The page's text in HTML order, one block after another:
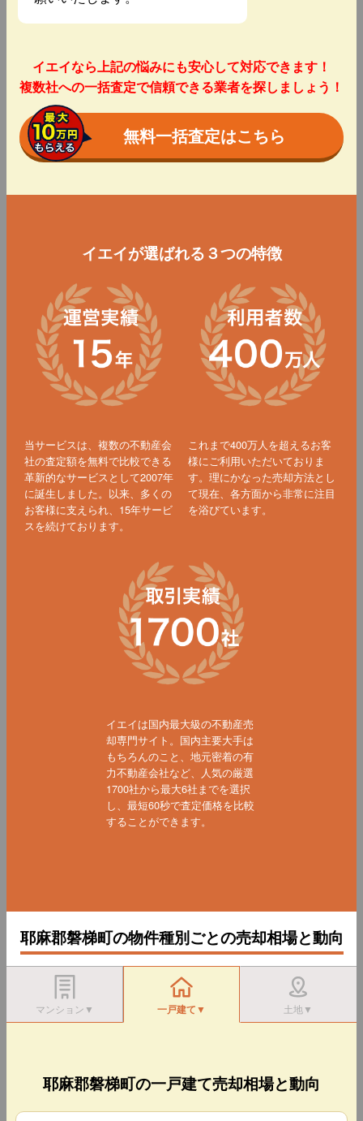
イエイなら上記の悩みにも安心して対応できます！
複数社への一括査定で信頼できる業者を探しましょう！
無料一括査定はこちら
イエイが選ばれる３つの特徴
当サービスは、複数の不動産会
社の査定額を無料で比較できる
革新的なサービスとして2007年
に誕生しました。以来、多くの
お客様に支えられ、15年サービ
スを続けております。
これまで400万人を超えるお客
様にご利用いただいておりま
す。理にかなった売却方法とし
て現在、各方面から非常に注目
を浴びています。
イエイは国内最大級の不動産売
却専門サイト。国内主要大手は
もちろんのこと、地元密着の有
力不動産会社など、人気の厳選
1700社から最大6社までを選択
し、最短60秒で査定価格を比較
することができます。
耶麻郡磐梯町の物件種別ごとの売却相場と動向
マンション▼ 一戸建て▼ 土地▼
耶麻郡磐梯町の一戸建て売却相場と動向